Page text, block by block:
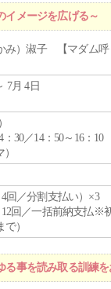
メージを広げる～
み）淑子 【マダム呼
7月 4日
）
：30／14：50～16：10
4回／分割支払い）×3
12回／一括前納支払※
）
事を読み取る訓練を